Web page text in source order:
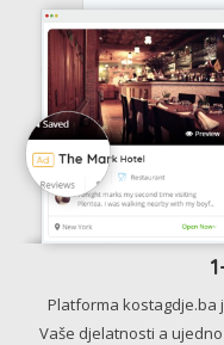
Platforma kostagdje.ba
Vaše djelatnosti a